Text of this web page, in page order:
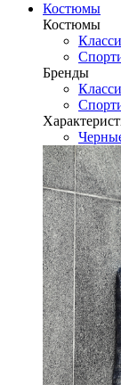
Костюмы
Костюмы
Бренды